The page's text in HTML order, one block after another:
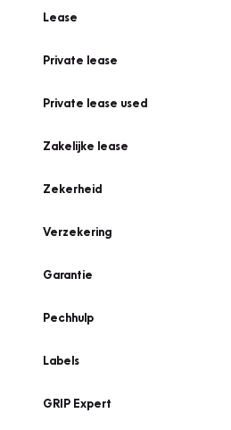
Lease
Private lease
Private lease used
Zakelijke lease
Zekerheid
Verzekering
Garantie
Pechhulp
Labels
GRIP Expert